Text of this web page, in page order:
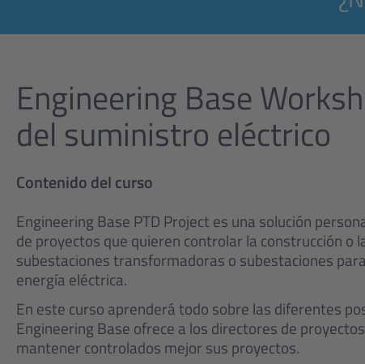
Engineering Base
del suministro eléctrico
Contenido del curso
Engineering Base PTD Project es una solución
de proyectos que quieren controlar la construcción o
subestaciones transformadoras o subestaciones
energía eléctrica.
En este curso aprenderá todo sobre las diferentes
Engineering Base ofrece a los directores de
mantener controlados mejor sus proyectos.